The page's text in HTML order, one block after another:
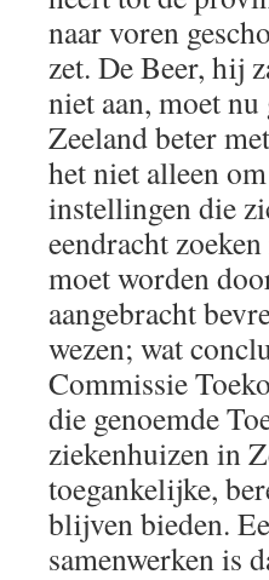
naar voren
zet. De Beer, hij
niet aan, moet
Zeeland beter
het niet alleen
instellingen die
eendracht
moet worden
aangebracht
wezen; wat
Commissie
die genoemde
ziekenhuizen in
toegankelijke,
blijven bieden.
samenwerken is